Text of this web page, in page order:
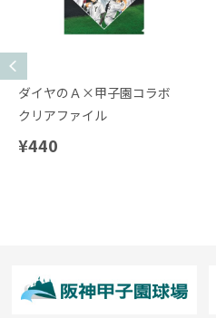
ダイヤのＡ×甲子園コラボ
クリアファイル
¥440